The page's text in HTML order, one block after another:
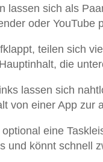
lassen sich als
oder YouTube
teilen sich
die
lassen sich
von einer App zur
eine
und könnt schnell